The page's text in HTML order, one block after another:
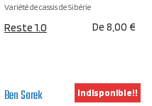
Variété de cassis de Sibérie
De 8,00 €
Reste 1.0
Ben Sarek Indisponible!!